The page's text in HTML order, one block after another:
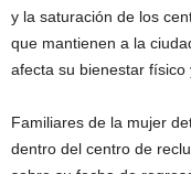
y la saturación de los
que mantienen a la
afecta su bienestar físico
Familiares de la mujer
dentro del centro de